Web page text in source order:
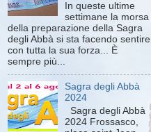
In queste ultime
settimane la morsa
della preparazione della Sagra
degli Abbà si sta facendo sentire
con tutta la sua forza... È
sempre più...
Sagra degli Abbà
2024
Sagra degli Abbà
2024 Frossasco,